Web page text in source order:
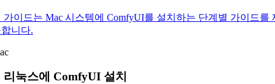
가이드는 Mac 시스템에 ComfyUI를 설치하는 단계별 가이드를
니다.
리눅스에 ComfyUI 설치